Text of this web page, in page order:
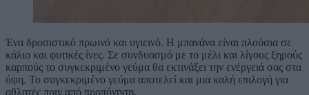
Ένα δροσιστικό πρωινό και υγιεινό. Η μπανάνα είναι πλούσια σε
κάλιο και φυτικές ίνες. Σε συνδυασμό με το μέλι και λίγους ξηρούς
καρπούς το συγκεκριμένο γεύμα θα εκτινάξει την ενέργειά σας στα
ύψη. Το συγκεκριμένο γεύμα αποτελεί και μια καλή επιλογή για
αθλητές πριν από προπόνηση.